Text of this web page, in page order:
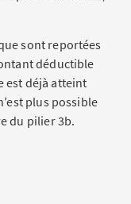
sont reportées
déductible
est déjà atteint
plus possible
du pilier 3b.